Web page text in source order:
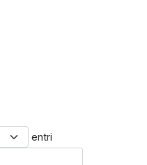
entri